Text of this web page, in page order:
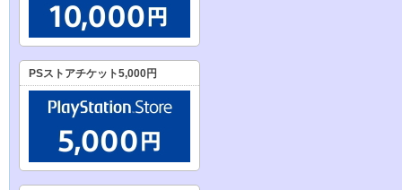
PSストアチケット5,000円